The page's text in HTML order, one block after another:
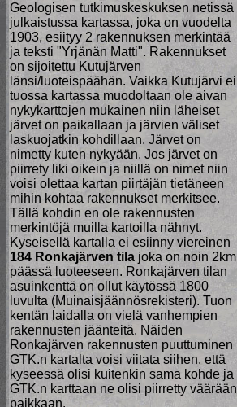
Geologisen tutkimuskeskuksen netissä
julkaistussa kartassa, joka on vuodelta
1903, esiityy 2 rakennuksen merkintää
ja teksti "Yrjänän Matti". Rakennukset
on sijoitettu Kutujärven
länsi/luoteispäähän. Vaikka Kutujärvi ei
tuossa kartassa muodoltaan ole aivan
nykykarttojen mukainen niin läheiset
järvet on paikallaan ja järvien väliset
laskuojatkin kohdillaan. Järvet on
nimetty kuten nykyään. Jos järvet on
piirrety liki oikein ja niillä on nimet niin
voisi olettaa kartan piirtäjän tietäneen
mihin kohtaa rakennukset merkitsee.
Tällä kohdin en ole rakennusten
merkintöjä muilla kartoilla nähnyt.
Kyseisellä kartalla ei esiinny viereinen
184 Ronkajärven tila joka on noin 2km
päässä luoteeseen. Ronkajärven tilan
asuinkenttä on ollut käytössä 1800
luvulta (Muinaisjäännösrekisteri). Tuon
kentän laidalla on vielä vanhempien
rakennusten jäänteitä. Näiden
Ronkajärven rakennusten puuttuminen
GTK.n kartalta voisi viitata siihen, että
kyseessä olisi kuitenkin sama kohde ja
GTK.n karttaan ne olisi piirretty väärään
paikkaan.